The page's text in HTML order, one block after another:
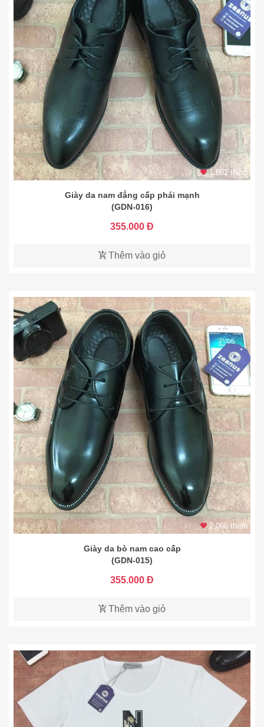
1.802 thích
Giày da nam đẳng cấp phái mạnh
(GDN-016)
355.000 Đ
Thêm vào giỏ
2.068 thích
Giày da bò nam cao cấp
(GDN-015)
355.000 Đ
Thêm vào giỏ